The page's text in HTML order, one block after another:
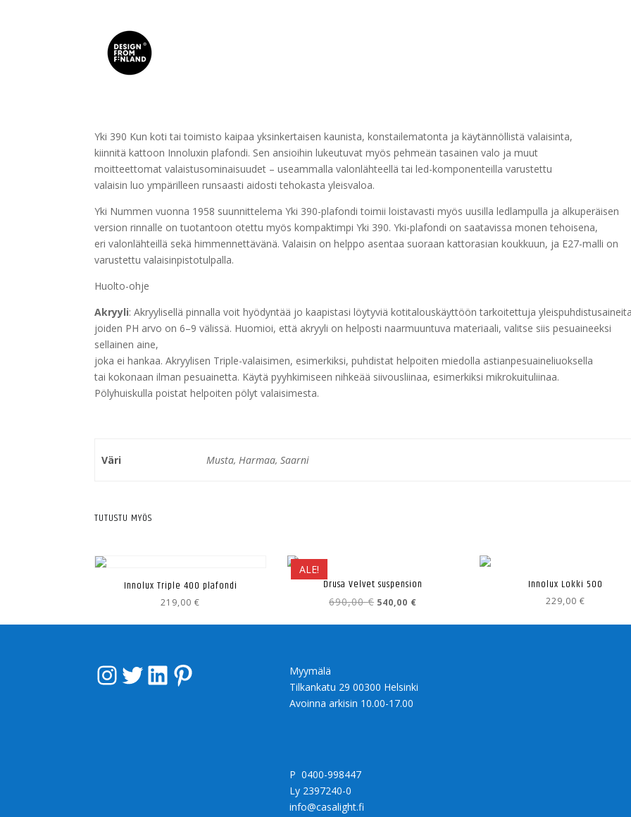
Yki 390 Kun koti tai toimisto kaipaa yksinkertaisen kaunista, konstailematonta ja käytännöllistä valaisinta,
kiinnitä kattoon Innoluxin plafondi. Sen ansioihin lukeutuvat myös pehmeän tasainen valo ja muut
moitteettomat valaistusominaisuudet – useammalla valonlähteellä tai led-komponenteilla varustettu
valaisin luo ympärilleen runsaasti aidosti tehokasta yleisvaloa.
Yki Nummen vuonna 1958 suunnittelema Yki 390-plafondi toimii loistavasti myös uusilla ledlampulla ja alkuperäisen
version rinnalle on tuotantoon otettu myös kompaktimpi Yki 390. Yki-plafondi on saatavissa monen tehoisena,
eri valonlähteillä sekä himmennettävänä. Valaisin on helppo asentaa suoraan kattorasian koukkuun, ja E27-malli on
varustettu valaisinpistotulpalla.
Huolto-ohje
Akryyli: Akryylisellä pinnalla voit hyödyntää jo kaapistasi löytyviä kotitalouskäyttöön tarkoitettuja
joiden PH arvo on 6–9 välissä. Huomioi, että akryyli on helposti naarmuuntuva materiaali, valitse siis pesuaineeksi
sellainen aine,
joka ei hankaa. Akryylisen Triple-valaisimen, esimerkiksi, puhdistat helpoiten miedolla astianpesuaineliuoksella
tai kokonaan ilman pesuainetta. Käytä pyyhkimiseen nihkeää siivousliinaa, esimerkiksi mikrokuituliinaa.
Pölyhuiskulla poistat helpoiten pölyt valaisimesta.
Väri Musta, Harmaa, Saarni
TUTUSTU MYÖS
Innolux Triple 400 plafondi
219,00€
ALE!
Drusa Velvet suspension
690,00€ Alkuperäinen
hinta
540,00 €
Innolux Lokki 500
229,00€
InstagramTwitter LinkedIn Pinterest
Myymälä
Tilkankatu 29 00300 Helsinki
Avoinna arkisin 10.00-17.00
P 0400-998447
Ly 2397240-0
info@casalight.fi